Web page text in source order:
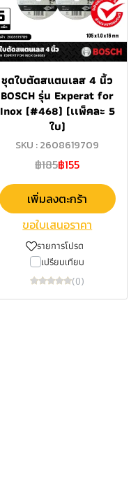
ชุดใบตัดสแตนเลส 4 นิ้ว
BOSCH รุ่น Experat for
Inox (#468) (เเพ็คละ 5
ใบ)
SKU : 2608619709
฿185฿155
เพิ่มลงตะกร้า
ขอใบเสนอราคา
รายการโปรด
เปรียบเทียบ
(0)